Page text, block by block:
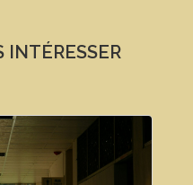
INTÉRESSER